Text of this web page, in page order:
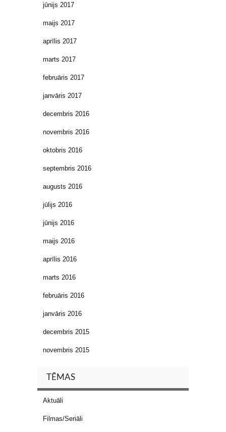
jūnijs 2017
maijs 2017
aprīlis 2017
marts 2017
februāris 2017
janvāris 2017
decembris 2016
novembris 2016
oktobris 2016
septembris 2016
augusts 2016
jūlijs 2016
jūnijs 2016
maijs 2016
aprīlis 2016
marts 2016
februāris 2016
janvāris 2016
decembris 2015
novembris 2015
TĒMAS
Aktuāli
Filmas/Seriāli